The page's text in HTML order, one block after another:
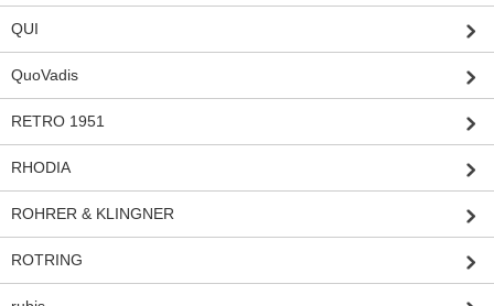
QUI
QuoVadis
RETRO 1951
RHODIA
ROHRER & KLINGNER
ROTRING